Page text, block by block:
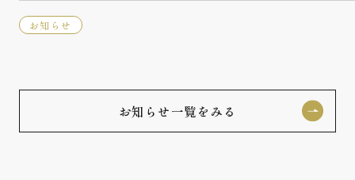
お知らせ
お知らせ一覧をみる